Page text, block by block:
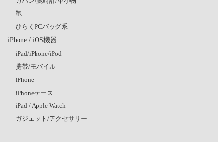
鞄
ひらくPCバッグ系
iPhone / iOS機器
iPad/iPhone/iPod
携帯/モバイル
iPhone
iPhoneケース
iPad / Apple Watch
ガジェット/アクセサリー